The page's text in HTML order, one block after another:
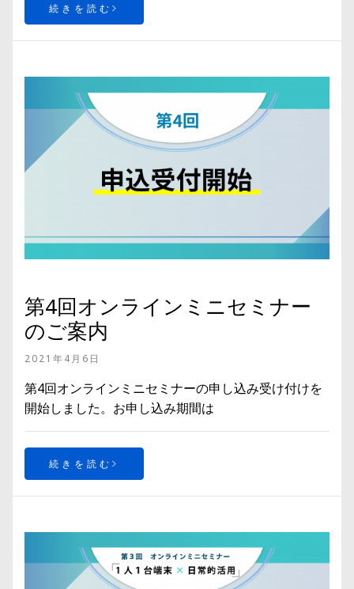
続きを読む
第4回オンラインミニセミナー
のご案内
2021年4月6日
第4回オンラインミニセミナーの申し込み受け付けを
開始しました。お申し込み期間は
続きを読む